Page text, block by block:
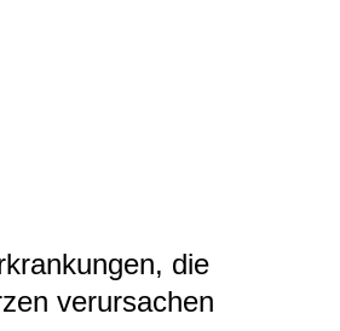
die
verursachen